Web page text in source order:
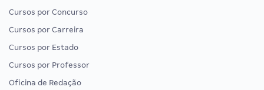
Cursos por Concurso
Cursos por Carreira
Cursos por Estado
Cursos por Professor
Oficina de Redação